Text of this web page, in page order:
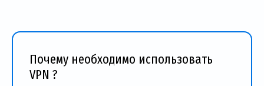
Почему необходимо использовать
VPN ?